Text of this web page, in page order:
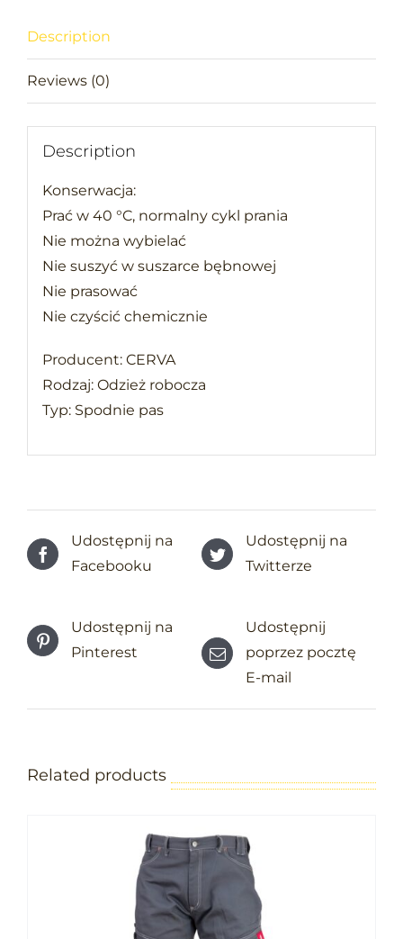
Description
Reviews (0)
Description
Konserwacja:
Prać w 40 °C, normalny cykl prania
Nie można wybielać
Nie suszyć w suszarce bębnowej
Nie prasować
Nie czyścić chemicznie
Producent: CERVA
Rodzaj: Odzież robocza
Typ: Spodnie pas
Udostępnij na
Facebooku
Udostępnij na
Twitterze
Udostępnij na
Pinterest
Udostępnij
poprzez pocztę
E-mail
Related products